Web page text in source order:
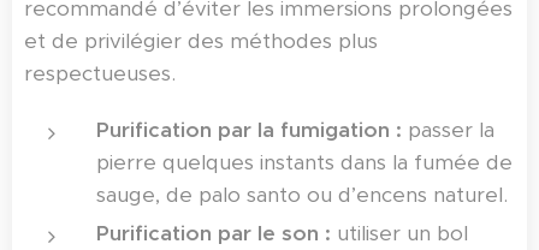
recommandé d’éviter les immersions prolongées
et de privilégier des méthodes plus
respectueuses.
Purification par la fumigation : passer la
pierre quelques instants dans la fumée de
sauge, de palo santo ou d’encens naturel.
Purification par le son : utiliser un bol